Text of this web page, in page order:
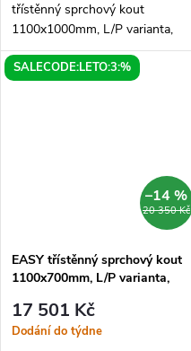
třístěnný sprchový kout
1100x1000mm, L/P varianta,
čiré skloHledáte moderní a
praktické řešení pro svou
SALECODE:LETO:3:%
20 350 Kč
–14 %
EASY třístěnný sprchový kout
1100x700mm, L/P varianta,
17 501 Kč
Dodání do týdne